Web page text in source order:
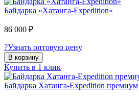
Байдарка «Хатанга-Expedition»
86 000 ₽
?Узнать оптовую цену
В корзину
Купить в 1 клик
Байдарка Хатанга-Expedition премиум